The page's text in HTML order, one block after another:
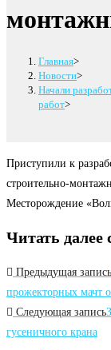
Главная>
Новости>
Начали
работ>
Приступили к
строительно-
Месторождение
Читать далее
Предыдущая запись
прожекторных мачт
Следующая запись
гусеничного крана